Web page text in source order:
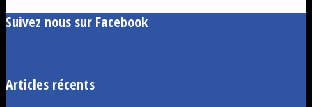
Suivez nous sur Facebook
Articles récents